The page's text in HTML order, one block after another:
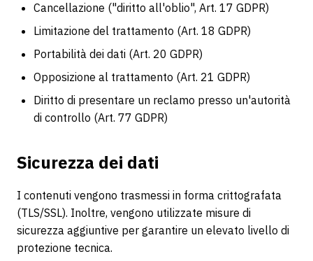
Cancellazione ("diritto all'oblio", Art. 17 GDPR)
Limitazione del trattamento (Art. 18 GDPR)
Portabilità dei dati (Art. 20 GDPR)
Opposizione al trattamento (Art. 21 GDPR)
Diritto di presentare un reclamo presso un'autorità
di controllo (Art. 77 GDPR)
Sicurezza dei dati
I contenuti vengono trasmessi in forma crittografata
(TLS/SSL). Inoltre, vengono utilizzate misure di
sicurezza aggiuntive per garantire un elevato livello di
protezione tecnica.